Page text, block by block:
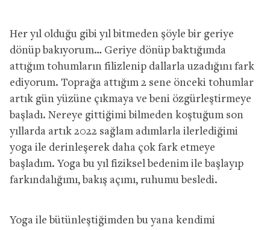
Her yıl olduğu gibi yıl bitmeden şöyle bir geriye
dönüp bakıyorum… Geriye dönüp baktığımda
attığım tohumların filizlenip dallarla uzadığını fark
ediyorum. Toprağa attığım 2 sene önceki tohumlar
artık gün yüzüne çıkmaya ve beni özgürleştirmeye
başladı. Nereye gittiğimi bilmeden koştuğum son
yıllarda artık 2022 sağlam adımlarla ilerlediğimi
yoga ile derinleşerek daha çok fark etmeye
başladım. Yoga bu yıl fiziksel bedenim ile başlayıp
farkındalığımı, bakış açımı, ruhumu besledi.
Yoga ile bütünleştiğimden bu yana kendimi